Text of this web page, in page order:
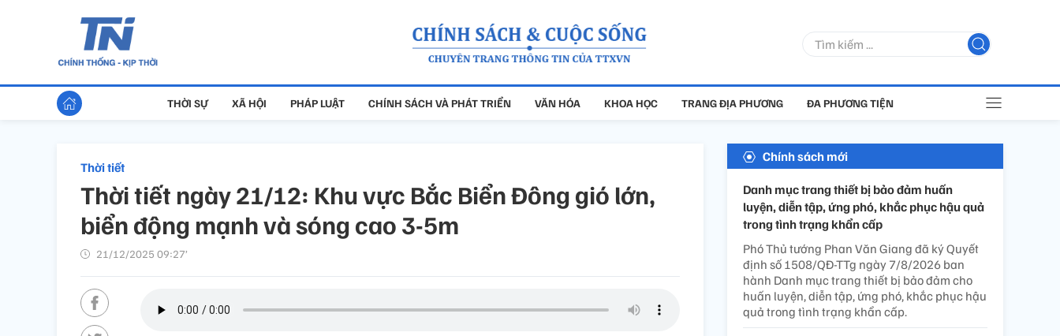
THỜI SỰ XÃ HỘI PHÁP LUẬT CHÍNH SÁCH VÀ PHÁT TRIỂN VĂN HÓA KHOA HỌC TRANG ĐỊA PHƯƠNG ĐA PHƯƠNG TIỆN
Thời tiết
Thời tiết ngày 21/12: Khu vực Bắc Biển Đông gió lớn,
biển động mạnh và sóng cao 3-5m
21/12/2025 09:27’
Chính sách mới
Danh mục trang thiết bị bảo đảm huấn
luyện, diễn tập, ứng phó, khắc phục hậu quả
trong tình trạng khẩn cấp
Phó Thủ tướng Phan Văn Giang đã ký Quyết
định số 1508/QĐ-TTg ngày 7/8/2026 ban
hành Danh mục trang thiết bị bảo đảm cho
huấn luyện, diễn tập, ứng phó, khắc phục hậu
quả trong tình trạng khẩn cấp.